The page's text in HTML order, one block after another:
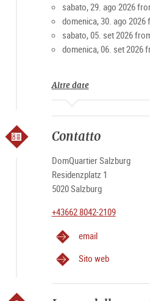
sabato, 29. ago 2026
domenica, 30. ago 2026
sabato, 05. set 2026
domenica, 06. set 2026
Altre date
Contatto
DomQuartier Salzburg
Residenzplatz 1
5020 Salzburg
+43662 8042-2109
email
Sito web